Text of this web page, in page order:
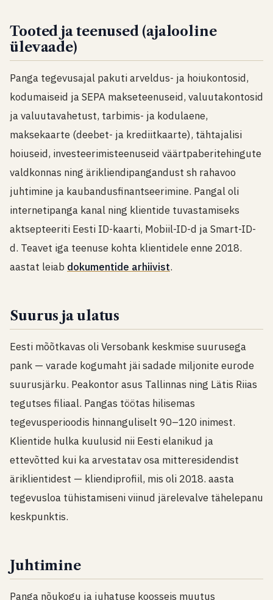
Tooted ja teenused (ajalooline
ülevaade)
Panga tegevusajal pakuti arveldus- ja hoiukontosid,
kodumaiseid ja SEPA makseteenuseid, valuutakontosid
ja valuutavahetust, tarbimis- ja kodulaene,
maksekaarte (deebet- ja krediitkaarte), tähtajalisi
hoiuseid, investeerimisteenuseid väärtpaberitehingute
valdkonnas ning ärikliendipangandust sh rahavoo
juhtimine ja kaubandusfinantseerimine. Pangal oli
internetipanga kanal ning klientide tuvastamiseks
aktsepteeriti Eesti ID-kaarti, Mobiil-ID-d ja Smart-ID-
d. Teavet iga teenuse kohta klientidele enne 2018.
aastat leiab dokumentide arhiivist.
Suurus ja ulatus
Eesti mõõtkavas oli Versobank keskmise suurusega
pank — varade kogumaht jäi sadade miljonite eurode
suurusjärku. Peakontor asus Tallinnas ning Lätis Riias
tegutses filiaal. Pangas töötas hilisemas
tegevusperioodis hinnanguliselt 90–120 inimest.
Klientide hulka kuulusid nii Eesti elanikud ja
ettevõtted kui ka arvestatav osa mitteresidendist
äriklientidest — kliendiprofiil, mis oli 2018. aasta
tegevusloa tühistamiseni viinud järelevalve tähelepanu
keskpunktis.
Juhtimine
Panga nõukogu ja juhatuse koosseis muutus